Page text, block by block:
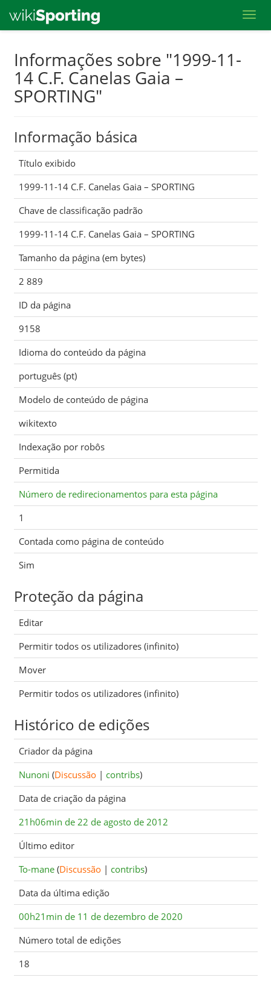
main
content
Informações sobre "1999-11-
14 C.F. Canelas Gaia –
SPORTING"
Informação básica
Título exibido
1999-11-14 C.F. Canelas Gaia – SPORTING
Chave de classificação padrão
1999-11-14 C.F. Canelas Gaia – SPORTING
Tamanho da página (em bytes)
2 889
ID da página
9158
Idioma do conteúdo da página
português (pt)
Modelo de conteúdo de página
wikitexto
Indexação por robôs
Permitida
Número de redirecionamentos para esta página
1
Contada como página de conteúdo
Sim
Proteção da página
Editar
Permitir todos os utilizadores (infinito)
Mover
Permitir todos os utilizadores (infinito)
Histórico de edições
Criador da página
Nunoni (Discussão| contribs)
Data de criação da página
21h06min de 22 de agosto de 2012
Último editor
To-mane (Discussão| contribs)
Data da última edição
00h21min de 11 de dezembro de 2020
Número total de edições
18